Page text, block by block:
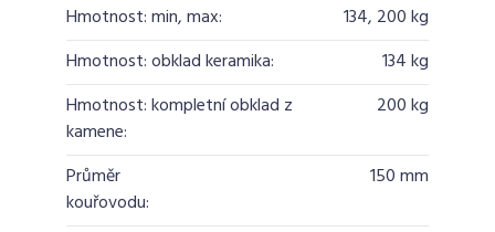
Hmotnost: min, max:
134, 200 kg
Hmotnost: obklad keramika:
134 kg
Hmotnost: kompletní obklad z
kamene:
200 kg
Průměr
kouřovodu:
150 mm